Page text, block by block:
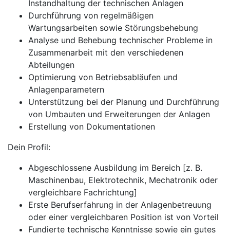
Instandhaltung der technischen Anlagen
Durchführung von regelmäßigen
Wartungsarbeiten sowie Störungsbehebung
Analyse und Behebung technischer Probleme in
Zusammenarbeit mit den verschiedenen
Abteilungen
Optimierung von Betriebsabläufen und
Anlagenparametern
Unterstützung bei der Planung und Durchführung
von Umbauten und Erweiterungen der Anlagen
Erstellung von Dokumentationen
Dein Profil:
Abgeschlossene Ausbildung im Bereich [z. B.
Maschinenbau, Elektrotechnik, Mechatronik oder
vergleichbare Fachrichtung]
Erste Berufserfahrung in der Anlagenbetreuung
oder einer vergleichbaren Position ist von Vorteil
Fundierte technische Kenntnisse sowie ein gutes